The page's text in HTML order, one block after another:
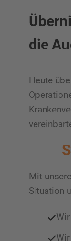
die
Heute
Mit
Situation